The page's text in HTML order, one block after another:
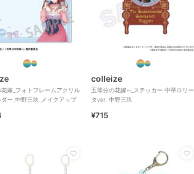
嫁_フォトフレームアクリル
ー_中野三玖_メイクアップ
colleize
五等分の花嫁∽_ステッカー 中華ロリー
タver. 中野三玖
¥715